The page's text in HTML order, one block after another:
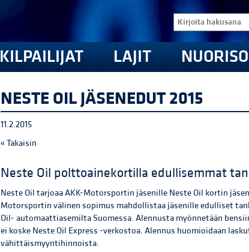
KILPAILIJAT LAJIT NUORISO
NESTE OIL JÄSENEDUT 2015
11.2.2015
« Takaisin
Neste Oil polttoainekortilla edullisemmat
Neste Oil tarjoaa AKK-Motorsportin jäsenille Neste Oil kortin
Motorsportin välinen sopimus mahdollistaa jäsenille edulliset
Oil- automaattiasemilta Suomessa. Alennusta myönnetään
ei koske Neste Oil Express -verkostoa. Alennus huomioidaan
vähittäismyyntihinnoista.